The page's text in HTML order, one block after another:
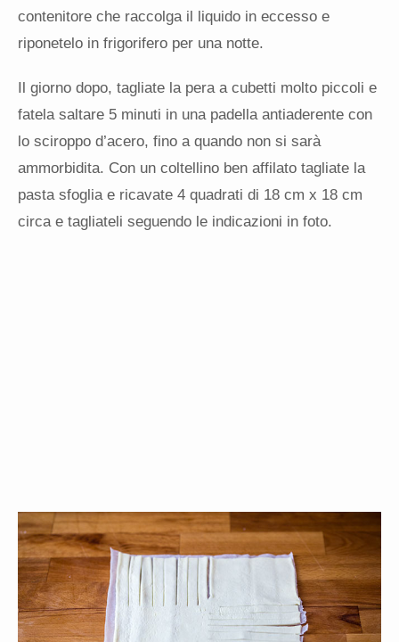
contenitore che raccolga il liquido in eccesso e
riponetelo in frigorifero per una notte.
Il giorno dopo, tagliate la pera a cubetti molto piccoli e
fatela saltare 5 minuti in una padella antiaderente con
lo sciroppo d’acero, fino a quando non si sarà
ammorbidita. Con un coltellino ben affilato tagliate la
pasta sfoglia e ricavate 4 quadrati di 18 cm x 18 cm
circa e tagliateli seguendo le indicazioni in foto.